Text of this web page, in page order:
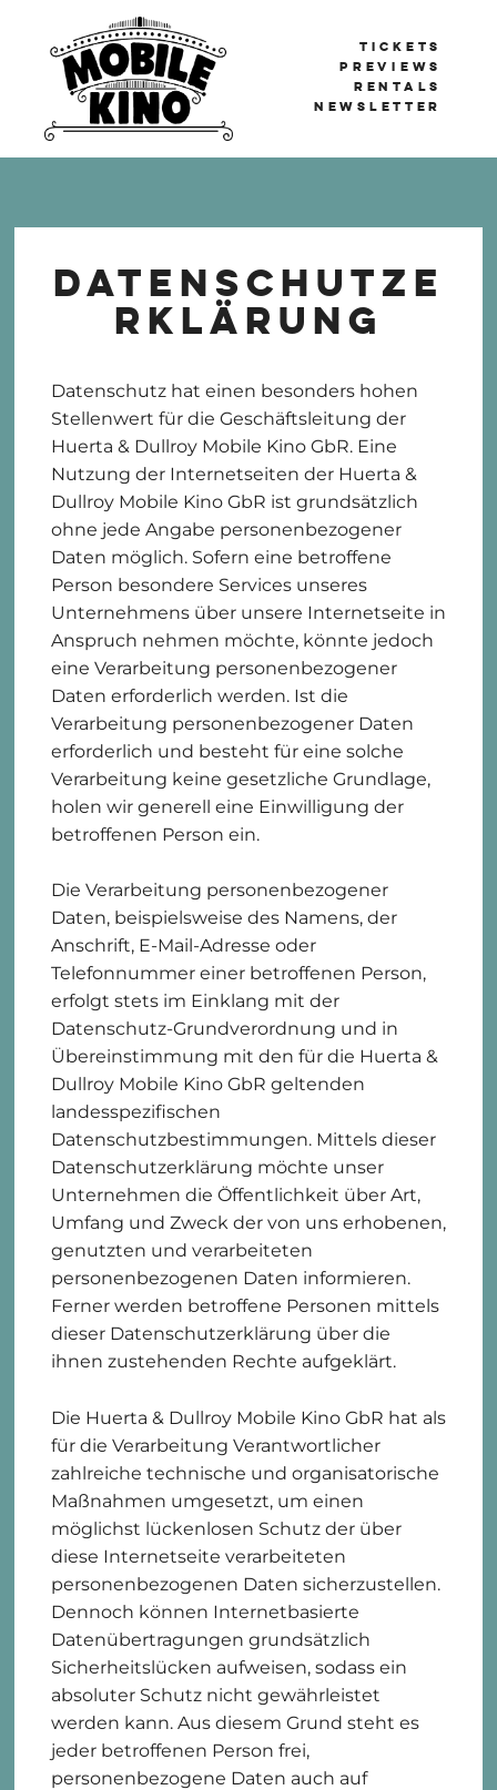
Mobile Kino
BERLIN'S TRAVELLING CINEMA
TICKETS
PREVIEWS
RENTALS
NEWSLETTER
Datenschutze
rklärung
Datenschutz hat einen besonders hohen
Stellenwert für die Geschäftsleitung der
Huerta & Dullroy Mobile Kino GbR. Eine
Nutzung der Internetseiten der Huerta &
Dullroy Mobile Kino GbR ist grundsätzlich
ohne jede Angabe personenbezogener
Daten möglich. Sofern eine betroffene
Person besondere Services unseres
Unternehmens über unsere Internetseite in
Anspruch nehmen möchte, könnte jedoch
eine Verarbeitung personenbezogener
Daten erforderlich werden. Ist die
Verarbeitung personenbezogener Daten
erforderlich und besteht für eine solche
Verarbeitung keine gesetzliche Grundlage,
holen wir generell eine Einwilligung der
betroffenen Person ein.
Die Verarbeitung personenbezogener
Daten, beispielsweise des Namens, der
Anschrift, E-Mail-Adresse oder
Telefonnummer einer betroffenen Person,
erfolgt stets im Einklang mit der
Datenschutz-Grundverordnung und in
Übereinstimmung mit den für die Huerta &
Dullroy Mobile Kino GbR geltenden
landesspezifischen
Datenschutzbestimmungen. Mittels dieser
Datenschutzerklärung möchte unser
Unternehmen die Öffentlichkeit über Art,
Umfang und Zweck der von uns erhobenen,
genutzten und verarbeiteten
personenbezogenen Daten informieren.
Ferner werden betroffene Personen mittels
dieser Datenschutzerklärung über die
ihnen zustehenden Rechte aufgeklärt.
Die Huerta & Dullroy Mobile Kino GbR hat als
für die Verarbeitung Verantwortlicher
zahlreiche technische und organisatorische
Maßnahmen umgesetzt, um einen
möglichst lückenlosen Schutz der über
diese Internetseite verarbeiteten
personenbezogenen Daten sicherzustellen.
Dennoch können Internetbasierte
Datenübertragungen grundsätzlich
Sicherheitslücken aufweisen, sodass ein
absoluter Schutz nicht gewährleistet
werden kann. Aus diesem Grund steht es
jeder betroffenen Person frei,
personenbezogene Daten auch auf